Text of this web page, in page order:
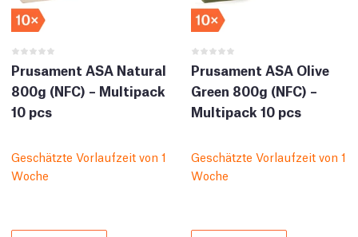
Prusament ASA Natural
800g (NFC) – Multipack
10 pcs
Geschätzte Vorlaufzeit von 1
Woche
Prusament ASA Olive
Green 800g (NFC) –
Multipack 10 pcs
Geschätzte Vorlaufzeit von 1
Woche